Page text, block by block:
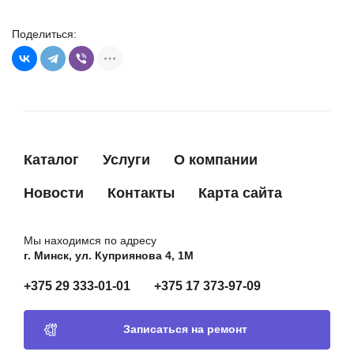
Поделиться:
Каталог Услуги О компании
Новости Контакты Карта сайта
Мы находимся по адресу
г. Минск, ул. Куприянова 4, 1М
+375 29 333-01-01 +375 17 373-97-09
Записаться на ремонт